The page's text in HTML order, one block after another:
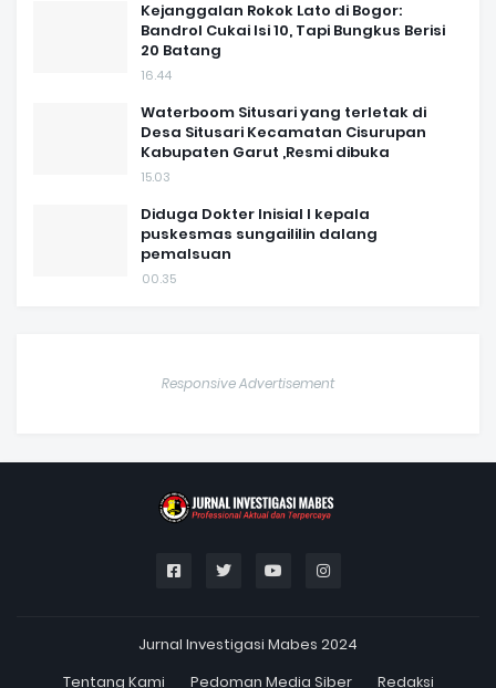
Kejanggalan Rokok Lato di Bogor:
Bandrol Cukai Isi 10, Tapi Bungkus Berisi
20 Batang
16.44
Waterboom Situsari yang terletak di
Desa Situsari Kecamatan Cisurupan
Kabupaten Garut ,Resmi dibuka
15.03
Diduga Dokter Inisial I kepala
puskesmas sungaililin dalang
pemalsuan
00.35
Responsive Advertisement
Jurnal Investigasi Mabes 2024
Tentang Kami
Pedoman Media Siber Redaksi